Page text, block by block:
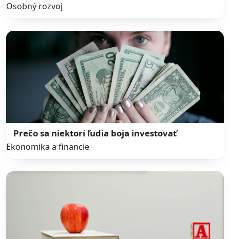
Osobný rozvoj
Prečo sa niektorí ľudia boja investovať
Ekonomika a financie